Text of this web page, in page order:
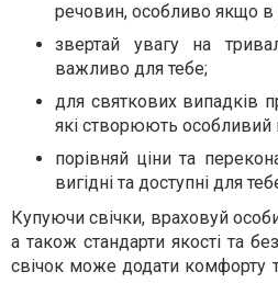
речовин, особливо якщо в
звертай увагу на
важливо для тебе;
для святкових випадків
які створюють особливий
порівняй ціни та
вигідні та доступні для
Купуючи свічки, враховуй
а також стандарти якості та
свічок може додати комфорту